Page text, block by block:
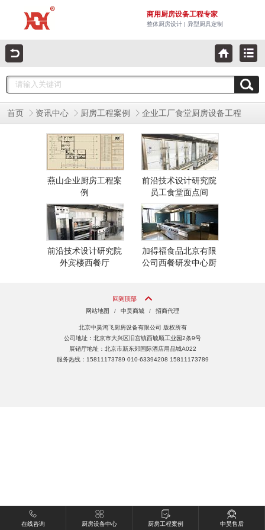
商用厨房设备工程专家
整体厨房设计 | 异型厨具定制
首页 资讯中心 厨房工程案例 企业工厂食堂厨房设备工程
燕山企业厨房工程案
例
前沿技术设计研究院
员工食堂面点间
前沿技术设计研究院
外宾楼西餐厅
加得福食品北京有限
公司西餐研发中心厨
网站地图 / 中昊商城 / 招商代理
北京中昊鸿飞厨房设备有限公司 版权所有
公司地址：北京市大兴区旧宫镇西毓顺工业园2条9号
展销厅地址：北京市新东郊国际酒店用品城A022
服务热线：15811173789 010-63394208 15811173789
在线咨询 厨房设备中心 厨房工程案例 中昊售后